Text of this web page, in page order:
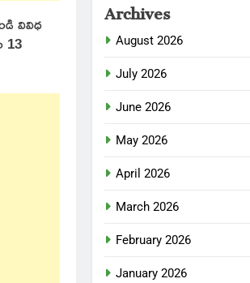
వివిధ
13
Archives
August 2026
July 2026
June 2026
May 2026
April 2026
March 2026
February 2026
January 2026